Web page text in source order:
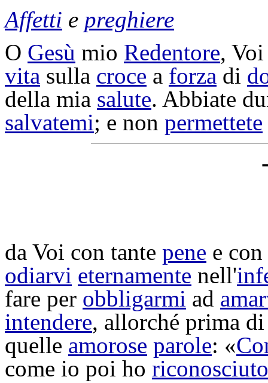
Affetti e preghiere
O Gesù mio Redentore,
vita sulla croce a forza di
della mia salute. Abbiate
salvatemi; e non permettete
da Voi con tante pene e
odiarvi eternamente nell'
fare per obbligarmi ad
intendere, allorché prima
quelle amorose parole: «
come io poi ho riconosciuto